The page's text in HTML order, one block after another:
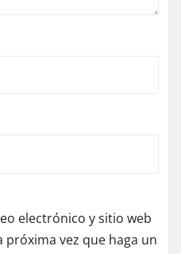
electrónico y sitio web
próxima vez que haga un